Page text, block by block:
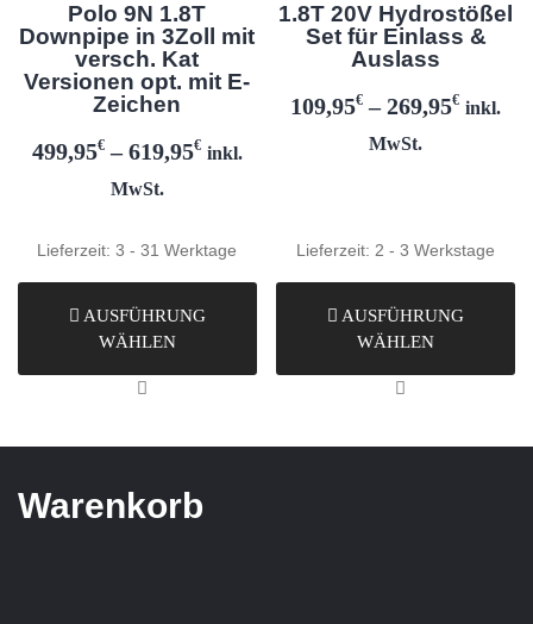
Polo 9N 1.8T
Downpipe in 3Zoll mit
versch. Kat
Versionen opt. mit E-
Zeichen
499,95€–619,95€ inkl.
MwSt.
Lieferzeit:3 - 31 Werktage
AUSFÜHRUNG
WÄHLEN
1.8T 20V Hydrostößel
Set für Einlass &
Auslass
109,95€ –269,95€ inkl.
MwSt.
Lieferzeit: 2 - 3 Werkstage
AUSFÜHRUNG
WÄHLEN
Warenkorb